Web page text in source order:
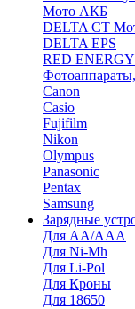
Мото АКБ
DELTA CT
DELTA EPS
RED
Canon
Casio
Fujifilm
Nikon
Olympus
Panasonic
Pentax
Samsung
Зарядные
Для AA/AAA
Для Ni-Mh
Для Li-Pol
Для Кроны
Для 18650